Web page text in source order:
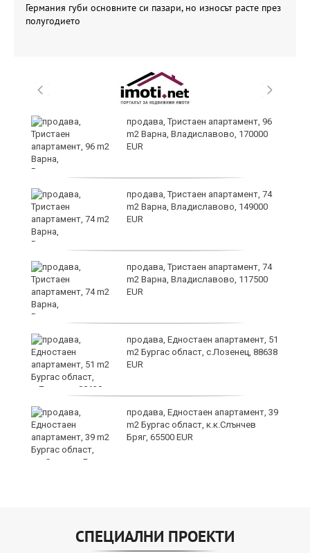
Германия губи основните си пазари, но износът расте през
полугодието
продава, Тристаен апартамент, 96
m2 Варна, Владиславово, 170000
EUR
продава, Тристаен апартамент, 74
m2 Варна, Владиславово, 149000
EUR
продава, Тристаен апартамент, 74
m2 Варна, Владиславово, 117500
EUR
продава, Едностаен апартамент, 51
m2 Бургас област, с.Лозенец, 88638
EUR
продава, Едностаен апартамент, 39
m2 Бургас област, к.к.Слънчев
Бряг, 65500 EUR
СПЕЦИАЛНИ ПРОЕКТИ